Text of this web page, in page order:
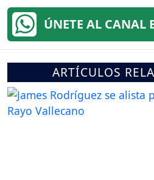
ÚNETE AL CANAL
ARTÍCULOS